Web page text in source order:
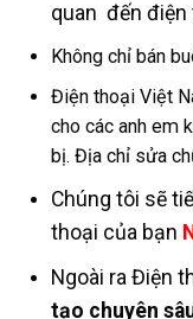
quan đến điện
Không chỉ bán
Điện thoại Việt
cho các anh em
bị. Địa chỉ sửa
Chúng tôi sẽ
thoại của bạn
Ngoài ra Điện
tạo chuyên